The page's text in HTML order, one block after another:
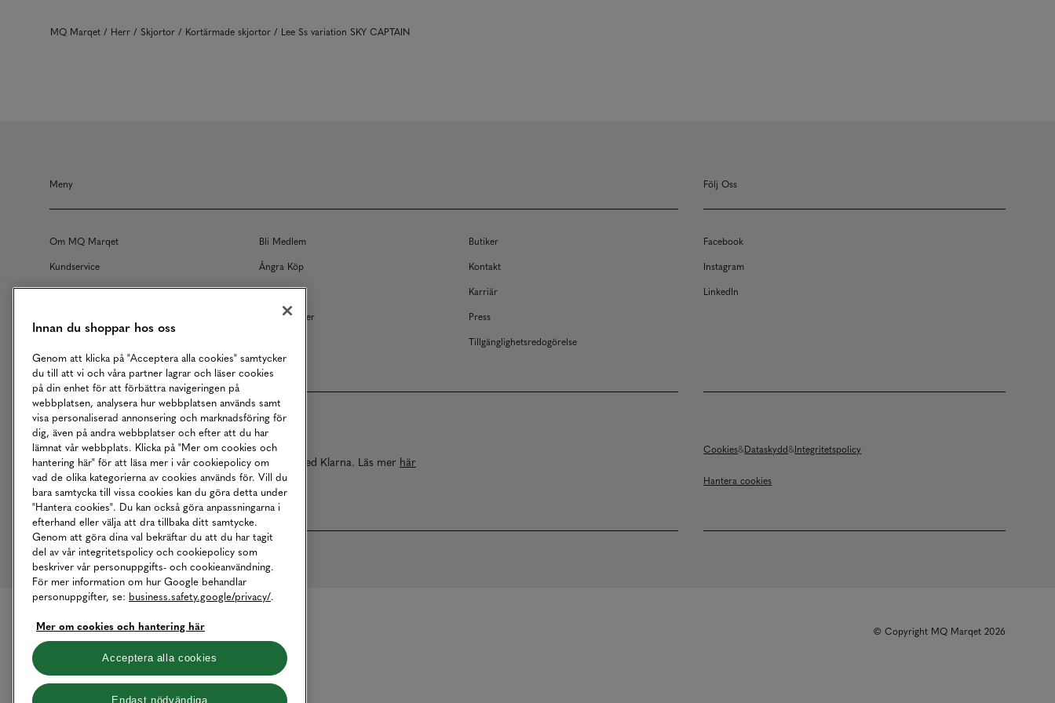
MQ Marqet Herr Skjortor Kortärmade skjortor Lee Ss variation SKY CAPTAIN
Meny
Om MQ Marqet Bli Medlem
Butiker
Kundservice
Ångra Köp
Kontakt
Returer
Köpvillkor
Karriär
Våra Tjänster
Press
Tillgänglighetsredogörelse
Följ Oss
Facebook
Instagram
LinkedIn
Betalningar online sköts i samarbete med Klarna. Läs mer här
Cookies Dataskydd Integritetspolicy
Hantera cookies
© Copyright MQ Marqet 2026
Innan du shoppar hos oss
Genom att klicka på "Acceptera alla cookies" samtycker
du till att vi och våra partner lagrar och läser cookies
på din enhet för att förbättra navigeringen på
webbplatsen, analysera hur webbplatsen används samt
visa personaliserad annonsering och marknadsföring för
dig, även på andra webbplatser och efter att du har
lämnat vår webbplats. Klicka på "Mer om cookies och
hantering här" för att läsa mer i vår cookiepolicy om
vad de olika kategorierna av cookies används för. Vill du
bara samtycka till vissa cookies kan du göra detta under
"Hantera cookies". Du kan också göra anpassningarna i
efterhand eller välja att dra tillbaka ditt samtycke.
Genom att göra dina val bekräftar du att du har tagit
del av vår integritetspolicy och cookiepolicy som
beskriver vår personuppgifts- och cookieanvändning.
För mer information om hur Google behandlar
personuppgifter, se: business.safety.google/privacy/.
Mer om cookies och hantering här
Acceptera alla cookies
Endast nödvändiga